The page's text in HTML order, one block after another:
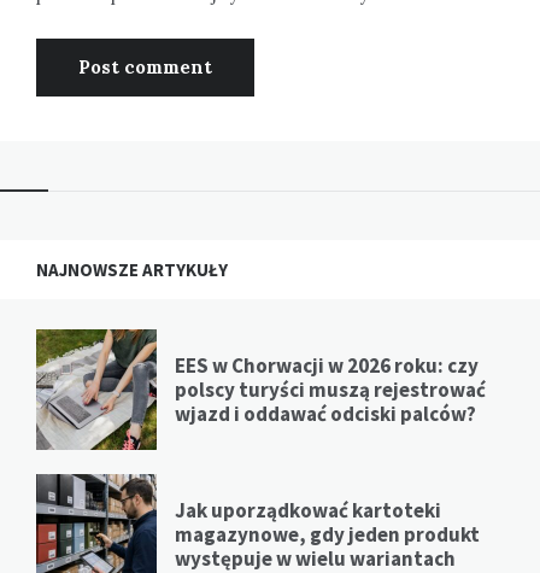
NAJNOWSZE ARTYKUŁY
EES w Chorwacji w 2026 roku: czy
polscy turyści muszą rejestrować
wjazd i oddawać odciski palców?
Jak uporządkować kartoteki
magazynowe, gdy jeden produkt
występuje w wielu wariantach